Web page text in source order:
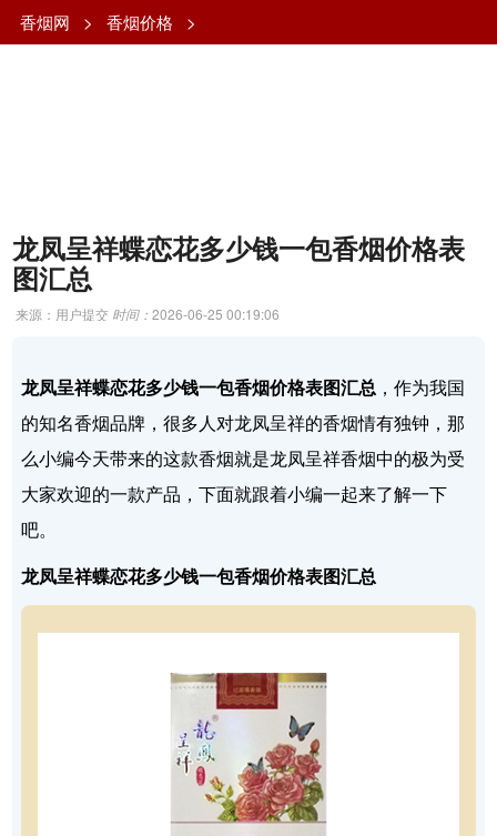
香烟网 > 香烟价格 >
龙凤呈祥蝶恋花多少钱一包香烟价格表
图汇总
来源：用户提交 时间：2026-06-25 00:19:06
龙凤呈祥蝶恋花多少钱一包香烟价格表图汇总 ，作为我国
的知名香烟品牌，很多人对龙凤呈祥的香烟情有独钟，那
么小编今天带来的这款香烟就是龙凤呈祥香烟中的极为受
大家欢迎的一款产品，下面就跟着小编一起来了解一下
吧。
龙凤呈祥蝶恋花多少钱一包香烟价格表图汇总